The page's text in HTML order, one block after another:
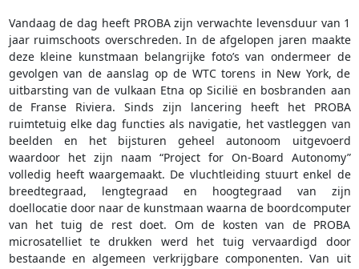
Vandaag de dag heeft PROBA zijn verwachte levensduur van 1
jaar ruimschoots overschreden. In de afgelopen jaren maakte
deze kleine kunstmaan belangrijke foto’s van ondermeer de
gevolgen van de aanslag op de WTC torens in New York, de
uitbarsting van de vulkaan Etna op Sicilië en bosbranden aan
de Franse Riviera. Sinds zijn lancering heeft het PROBA
ruimtetuig elke dag functies als navigatie, het vastleggen van
beelden en het bijsturen geheel autonoom uitgevoerd
waardoor het zijn naam “Project for On-Board Autonomy”
volledig heeft waargemaakt. De vluchtleiding stuurt enkel de
breedtegraad, lengtegraad en hoogtegraad van zijn
doellocatie door naar de kunstmaan waarna de boordcomputer
van het tuig de rest doet. Om de kosten van de PROBA
microsatelliet te drukken werd het tuig vervaardigd door
bestaande en algemeen verkrijgbare componenten. Van uit